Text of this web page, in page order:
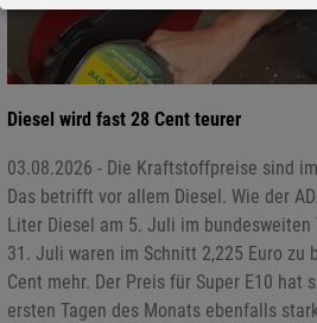
Diesel wird fast 28 Cent teurer
03.08.2026 - Die Kraftstoffpreise sind
Das betrifft vor allem Diesel. Wie der
Liter Diesel am 5. Juli im bundesweiten
31. Juli waren im Schnitt 2,225 Euro zu
Cent mehr. Der Preis für Super E10 hat
ersten Tagen des Monats ebenfalls